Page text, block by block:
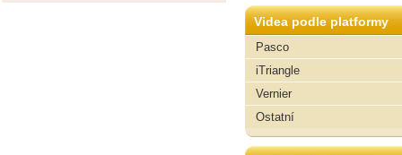
Videa podle platformy
Pasco
iTriangle
Vernier
Ostatní